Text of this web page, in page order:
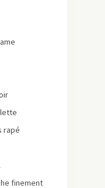
rapé
finement